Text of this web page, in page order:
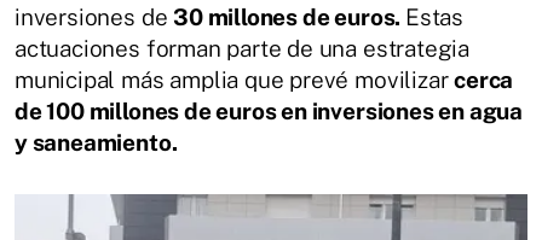
inversiones de 30 millones de euros. Estas
actuaciones forman parte de una estrategia
municipal más amplia que prevé movilizarcerca
de 100 millones de euros en inversiones en agua
y saneamiento.